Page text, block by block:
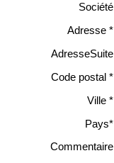
Société
Adresse *
AdresseSuite
Code postal *
Ville *
Pays*
Commentaire